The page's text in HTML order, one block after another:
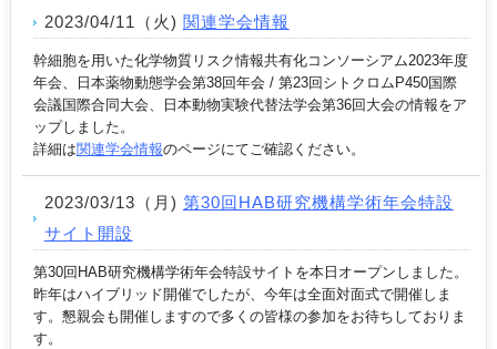
2023/04/11（火) 関連学会情報
幹細胞を用いた化学物質リスク情報共有化コンソーシアム2023年度
年会、日本薬物動態学会第38回年会 / 第23回シトクロムP450国際
会議国際合同大会、日本動物実験代替法学会第36回大会の情報をア
ップしました。
詳細は関連学会情報のページにてご確認ください。
2023/03/13（月) 第30回HAB研究機構学術年会特設
サイト開設
第30回HAB研究機構学術年会特設サイトを本日オープンしました。
昨年はハイブリッド開催でしたが、今年は全面対面式で開催しま
す。懇親会も開催しますので多くの皆様の参加をお待ちしておりま
す。